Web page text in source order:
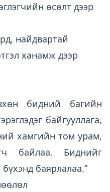
өсөлт дээр
найдвартай
ханамж дээр
бидний багийн
байгууллага,
хамгийн том урам,
байлаа. Биднийг
баярлалаа.”